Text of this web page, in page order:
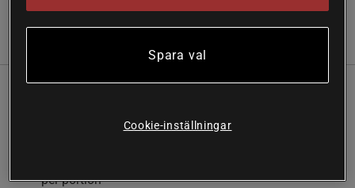
per portion
Spara val
Cookie-inställningar